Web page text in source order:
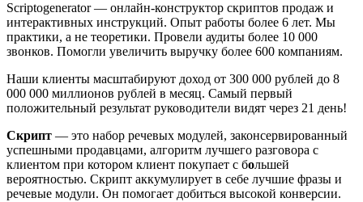
Scriptogenerator — онлайн-конструктор скриптов продаж и
интерактивных инструкций. Опыт работы более 6 лет. Мы
практики, а не теоретики. Провели аудиты более 10 000
звонков. Помогли увеличить выручку более 600 компаниям.
Наши клиенты масштабируют доход от 300 000 рублей до 8
000 000 миллионов рублей в месяц. Самый первый
положительный результат руководители видят через 21 день!
Скрипт — это набор речевых модулей, законсервированный
успешными продавцами, алгоритм лучшего разговора с
клиентом при котором клиент покупает с большей
вероятностью. Скрипт аккумулирует в себе лучшие фразы и
речевые модули. Он помогает добиться высокой конверсии.